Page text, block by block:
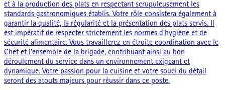
et à la production des plats en respectant scrupuleusement les
standards gastronomiques établis. Votre rôle consistera également à
garantir la qualité, la régularité et la présentation des plats servis. Il
est impératif de respecter strictement les normes d’hygiène et de
sécurité alimentaire. Vous travaillerez en étroite coordination avec le
Chef et l'ensemble de la brigade, contribuant ainsi au bon
déroulement du service dans un environnement exigeant et
dynamique. Votre passion pour la cuisine et votre souci du détail
seront des atouts majeurs pour réussir dans ce poste.